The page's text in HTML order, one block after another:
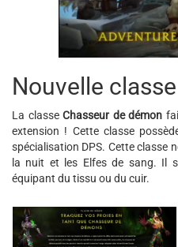
Nouvelle classe
La classe Chasseur de démon
extension ! Cette classe
spécialisation DPS. Cette classe
la nuit et les Elfes de sang. Il
équipant du tissu ou du cuir.